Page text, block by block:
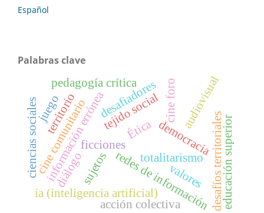
Español
Palabras clave
democracia
totalitarismo
redes de información
ia (inteligencia artificial)
información errónea
ficciones
cine comunitario tejido social
pedagogía crítica
territorio audiovisual
acción colectiva
desafiadores
sujetos desafíos territorialeseducación superior
ciencias sociales Ética
cine foro
diálogo valores
juego